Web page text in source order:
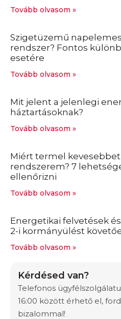
Tovább olvasom »
Szigetüzemű
rendszer? Fontos
esetére
Tovább olvasom »
Mit jelent a jelenlegi
háztartásoknak?
Tovább olvasom »
Miért termel
rendszerem? 7
ellenőrizni
Tovább olvasom »
Energetikai felvetések
2-i kormányülést
Tovább olvasom »
Kérdésed van?
Telefonos
16:00 között érhető el,
bizalommal!